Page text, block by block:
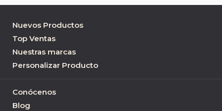
Nuevos Productos
Top Ventas
Nuestras marcas
Personalizar Producto
Conócenos
Blog